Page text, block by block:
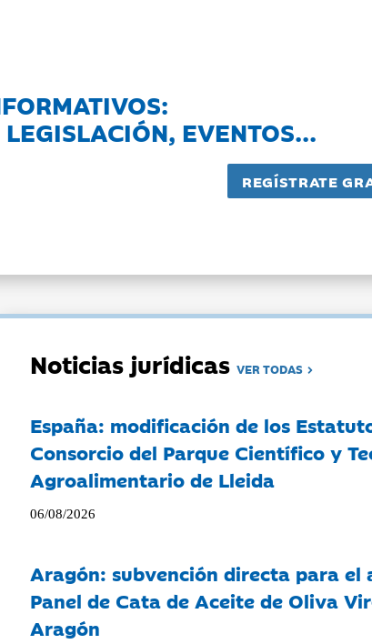
EVENTOS...
Noticias jurídicasVER TODAS
España: modificación de los
Consorcio del Parque Científico y
Agroalimentario de Lleida
06/08/2026
Aragón: subvención directa para el
Panel de Cata de Aceite de Oliva
Aragón